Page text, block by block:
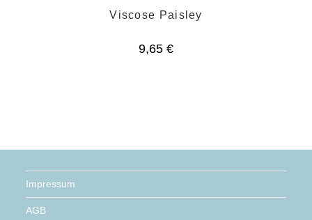
Viscose Paisley
9,65 €
Impressum
AGB